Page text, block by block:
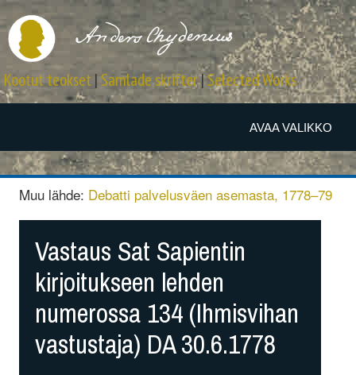
AVAA VALIKKO
Kootut teokset | Samlade skrifter|Selected Works
Muu lähde: Debatti palvelusväen asemasta, 1778–79
Vastaus Sat Sapientin
kirjoitukseen lehden
numerossa 134 (Ihmisvihan
vastustaja) DA 30.6.1778